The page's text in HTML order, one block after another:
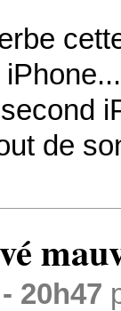
de
20h47